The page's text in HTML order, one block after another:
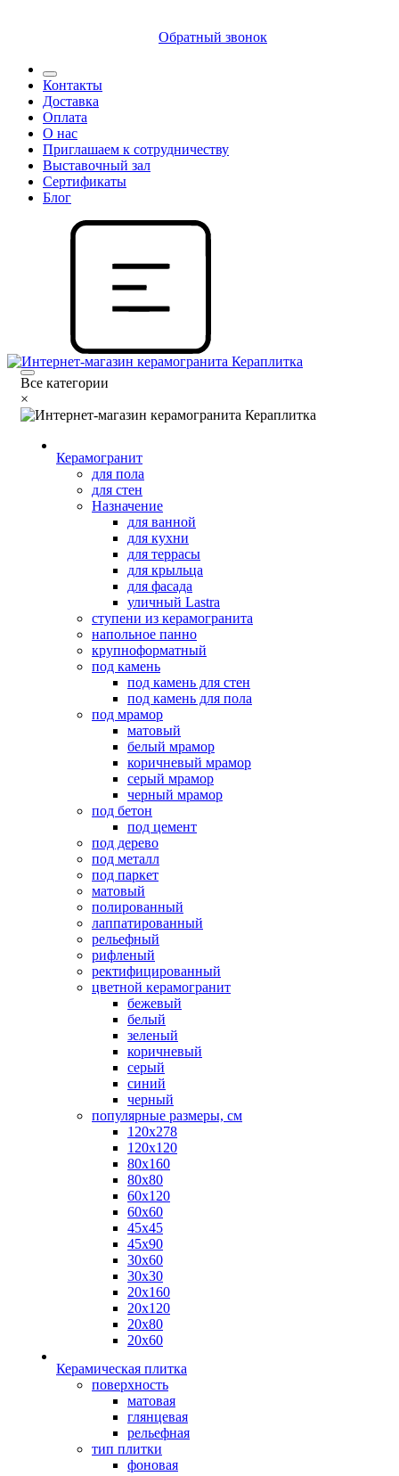
Обратный звонок
Контакты
Доставка
Оплата
О нас
Приглашаем к сотрудничеству
Выставочный зал
Сертификаты
Блог
Все категории
×
Керамогранит
для пола
для стен
Назначение
для ванной
для кухни
для террасы
для крыльца
для фасада
уличный Lastra
ступени из керамогранита
напольное панно
крупноформатный
под камень
под камень для стен
под камень для пола
под мрамор
матовый
белый мрамор
коричневый мрамор
серый мрамор
черный мрамор
под бетон
под цемент
под дерево
под металл
под паркет
матовый
полированный
лаппатированный
рельефный
рифленый
ректифицированный
цветной керамогранит
бежевый
белый
зеленый
коричневый
серый
синий
черный
популярные размеры, см
120х278
120х120
80х160
80х80
60х120
60х60
45х45
45х90
30х60
30х30
20х160
20х120
20х80
20х60
Керамическая плитка
поверхность
матовая
глянцевая
рельефная
тип плитки
фоновая